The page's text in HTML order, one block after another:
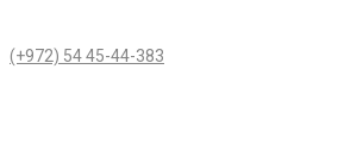
(+972) 54 45-44-383